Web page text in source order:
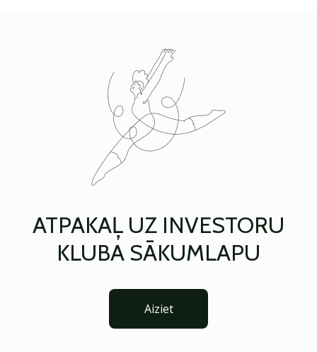
ATPAKAĻ UZ INVESTORU
KLUBA SĀKUMLAPU
Aiziet